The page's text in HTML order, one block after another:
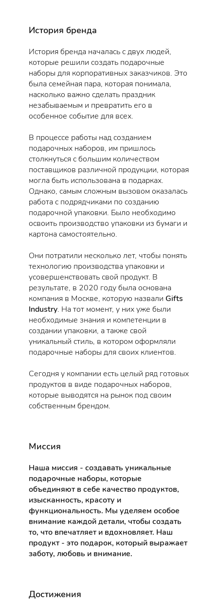
История бренда
История бренда началась с двух людей,
которые решили создать подарочные
наборы для корпоративных заказчиков. Это
была семейная пара, которая понимала,
насколько важно сделать праздник
незабываемым и превратить его в
особенное событие для всех.
В процессе работы над созданием
подарочных наборов, им пришлось
столкнуться с большим количеством
поставщиков различной продукции, которая
могла быть использована в подарках.
Однако, самым сложным вызовом оказалась
работа с подрядчиками по созданию
подарочной упаковки. Было необходимо
освоить производство упаковки из бумаги и
картона самостоятельно.
Они потратили несколько лет, чтобы понять
технологию производства упаковки и
усовершенствовать свой продукт. В
результате, в 2020 году была основана
компания в Москве, которую назвали Gifts
Industry. На тот момент, у них уже были
необходимые знания и компетенции в
создании упаковки, а также свой
уникальный стиль, в котором оформляли
подарочные наборы для своих клиентов.
Сегодня у компании есть целый ряд готовых
продуктов в виде подарочных наборов,
которые выводятся на рынок под своим
собственным брендом.
Миссия
Наша миссия - создавать уникальные
подарочные наборы, которые
объединяют в себе качество продуктов,
изысканность, красоту и
функциональность. Мы уделяем особое
внимание каждой детали, чтобы создать
то, что впечатляет и вдохновляет. Наш
продукт - это подарок, который выражает
заботу, любовь и внимание.
Достижения